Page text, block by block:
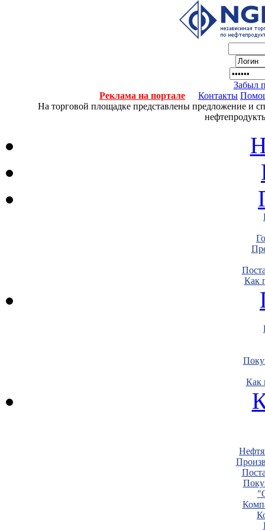
Забыл
Реклама на портале
Контакты
На торговой площадке представлены предложение и
Как
Как